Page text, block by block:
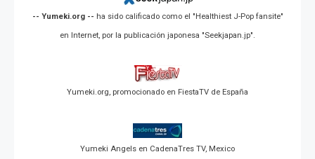
-- Yumeki.org -- ha sido calificado como el "Healthiest J-Pop fansite"
en Internet, por la publicación japonesa "Seekjapan.jp".
Yumeki.org, promocionado en FiestaTV de España
Yumeki Angels en CadenaTres TV, Mexico